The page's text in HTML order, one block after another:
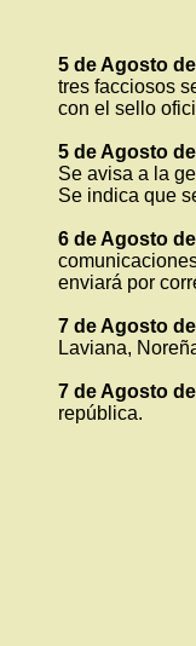
5 de Agosto
tres facciosos
con el sello
5 de Agosto
Se avisa a la
Se indica que
6 de Agosto
enviará por
7 de Agosto
Laviana,
7 de Agosto
república.